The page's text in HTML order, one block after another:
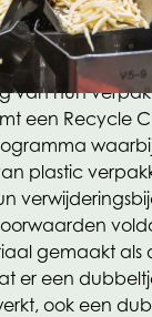
verplichte
van hun
een Recycle
plastic
gemaakt als
er een
ook een